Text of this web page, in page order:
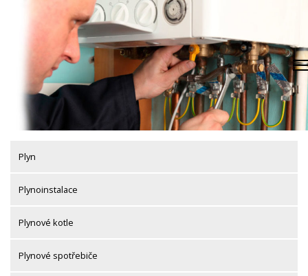
Plyn
Plynoinstalace
Plynové kotle
Plynové spotřebiče